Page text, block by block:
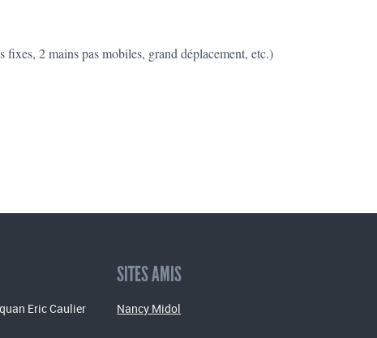
2 mains pas mobiles, grand déplacement, etc.)
Eric Caulier
SITES AMIS
Nancy Midol